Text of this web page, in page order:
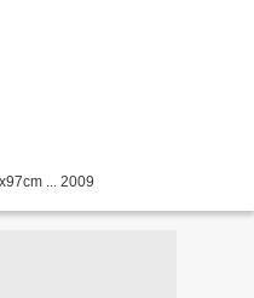
... 2009